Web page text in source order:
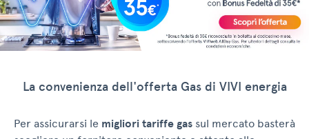
La convenienza dell'offerta Gas di VIVI energia
Per assicurarsi le migliori tariffe gas sul mercato basterà